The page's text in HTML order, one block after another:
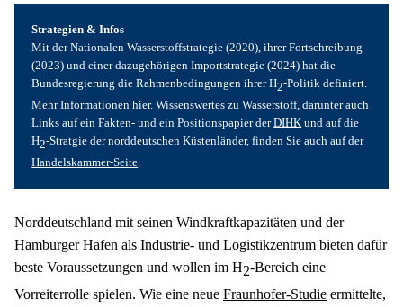
Strategien & Infos
Mit der Nationalen Wasserstoffstrategie (2020), ihrer Fortschreibung
(2023) und einer dazugehörigen Importstrategie (2024) hat die
Bundesregierung die Rahmenbedingungen ihrer H2-Politik definiert.
Mehr Informationen hier. Wissenswertes zu Wasserstoff, darunter auch
Links auf ein Fakten- und ein Positionspapier der DIHK und auf die
H2
-Stratgie der norddeutschen Küstenländer, finden Sie auch auf der
Handelskammer-Seite
Norddeutschland mit seinen Windkraftkapazitäten und der
Hamburger Hafen als Industrie- und Logistikzentrum bieten dafür
beste Voraussetzungen und wollen im H2-Bereich eine
Vorreiterrolle spielen. Wie eine neue Fraunhofer-Studie ermittelte,